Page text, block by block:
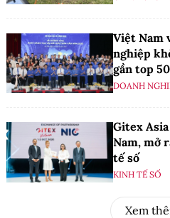
Việt Nam
nghiệp
gần top
DOANH
Gitex
Nam, mở
tế số
KINH TẾ SỐ
Xem